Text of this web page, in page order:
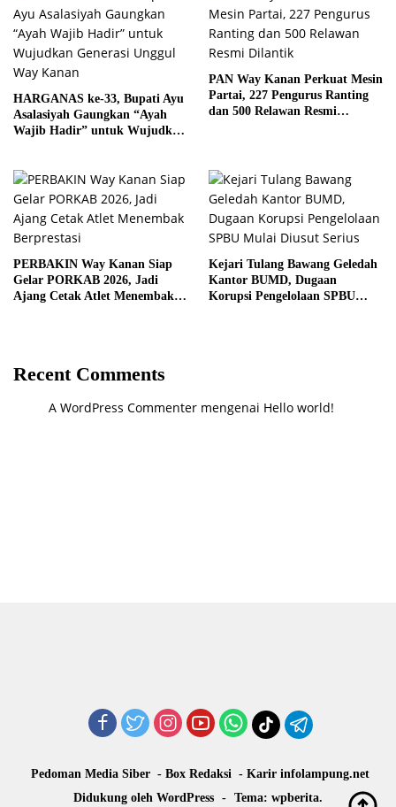
HARGANAS ke-33, Bupati Ayu
Asalasiyah Gaungkan “Ayah
Wajib Hadir” untuk Wujudkan
PAN Way Kanan Perkuat Mesin
Partai, 227 Pengurus Ranting
dan 500 Relawan Resmi
PERBAKIN Way Kanan Siap
Gelar PORKAB 2026, Jadi
Ajang Cetak Atlet Menembak
Kejari Tulang Bawang Geledah
Kantor BUMD, Dugaan
Korupsi Pengelolaan SPBU
Recent Comments
A WordPress Commenter mengenai Hello world!
Pedoman Media Siber Box Redaksi
Karir infolampung.net
Didukung oleh WordPress - Tema: wpberita.